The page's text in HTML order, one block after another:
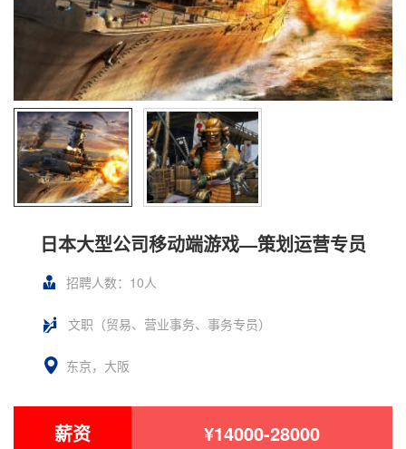
日本大型公司移动端游戏—策划运营专员
招聘人数：10人
文职（贸易、营业事务、事务专员）
东京，大阪
薪资 ¥14000-28000